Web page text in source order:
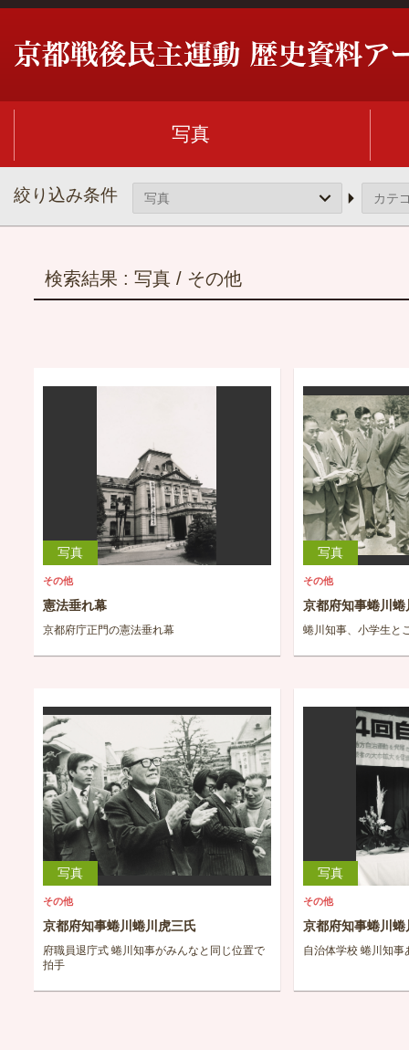
写真
絞り込み条件
検索結果 : 写真 / その他
写真
その他
憲法垂れ幕
京都府庁正門の憲法垂れ幕
写真
その他
京都府知事蜷川蜷
蜷川知事、小学生と
写真
その他
京都府知事蜷川蜷川虎三氏
府職員退庁式 蜷川知事がみんなと同じ位置で
拍手
写真
その他
京都府知事蜷川蜷
自治体学校 蜷川知事